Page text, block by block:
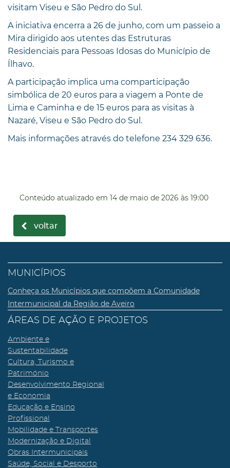
visitam Viseu e São Pedro do Sul.
A iniciativa encerra a 26 de junho, com um passeio a
Mira dirigido aos utentes das Estruturas
Residenciais para Pessoas Idosas do Município de
Ílhavo.
A participação implica uma comparticipação
simbólica de 20 euros para a viagem a Ponte de
Lima e Caminha e de 15 euros para as visitas à
Nazaré, Viseu e São Pedro do Sul.
Mais informações através do telefone 234 329 636.
Conteúdo atualizado em 14 de maio de 2026 às 19:00
voltar
MUNICÍPIOS
Conheça os Municípios que compõem a Comunidade
Intermunicipal da Região de Aveiro
ÁREAS DE AÇÃO E PROJETOS
Ambiente e
Sustentabilidade
Cultura, Turismo e
Património
Desenvolvimento Regional
e Economia
Educação e Ensino
Profissional
Mobilidade e Transportes
Modernização e Digital
Obras Intermunicipais
Saúde, Social e Desporto